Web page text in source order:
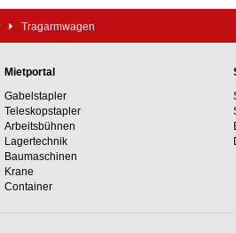
Tragarmwagen
Mietportal
Gabelstapler
Teleskopstapler
Arbeitsbühnen
Lagertechnik
Baumaschinen
Krane
Container